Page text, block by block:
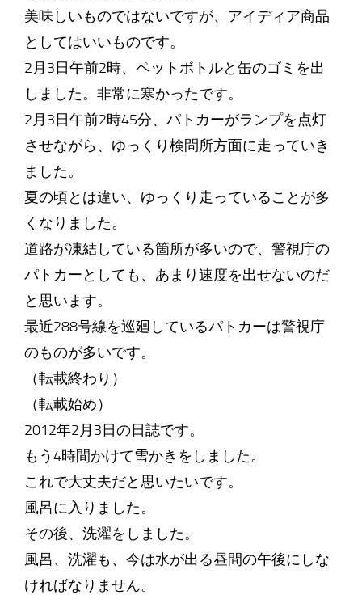
美味しいものではないですが、アイディア商品
としてはいいものです。
2月3日午前2時、ペットボトルと缶のゴミを出
しました。非常に寒かったです。
2月3日午前2時45分、パトカーがランプを点灯
させながら、ゆっくり検問所方面に走っていき
ました。
夏の頃とは違い、ゆっくり走っていることが多
くなりました。
道路が凍結している箇所が多いので、警視庁の
パトカーとしても、あまり速度を出せないのだ
と思います。
最近288号線を巡廻しているパトカーは警視庁
のものが多いです。
（転載終わり）
（転載始め）
2012年2月3日の日誌です。
もう4時間かけて雪かきをしました。
これで大丈夫だと思いたいです。
風呂に入りました。
その後、洗濯をしました。
風呂、洗濯も、今は水が出る昼間の午後にしな
ければなりません。